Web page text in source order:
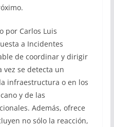
por Carlos Luis
a Incidentes
de coordinar y dirigir
vez se detecta un
infraestructura o en los
y de las
Además, ofrece
no sólo la reacción,